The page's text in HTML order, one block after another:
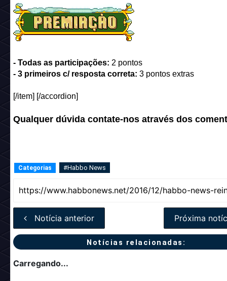
- Todas as participações: 2 pontos
- 3 primeiros c/ resposta correta: 3 pontos extras
[/item] [/accordion]
Qualquer dúvida contate-nos através dos
Categorias #Habbo News
Notícia anterior Próxima
Notícias relacionadas:
Carregando...